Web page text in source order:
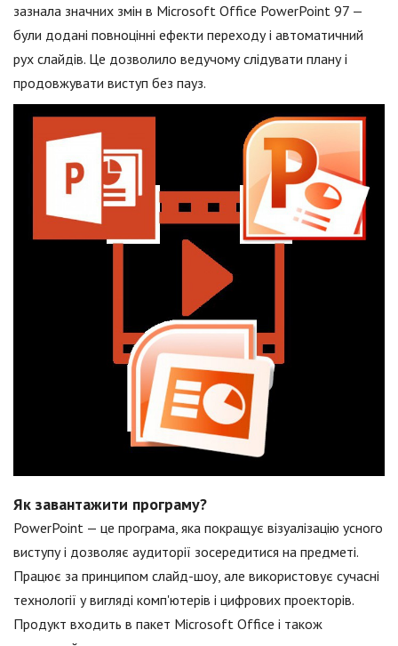
зазнала значних змін в Microsoft Office PowerPoint 97 —
були додані повноцінні ефекти переходу і автоматичний
рух слайдів. Це дозволило ведучому слідувати плану і
продовжувати виступ без пауз.
Як завантажити програму?
PowerPoint — це програма, яка покращує візуалізацію усного
виступу і дозволяє аудиторії зосередитися на предметі.
Працює за принципом слайд-шоу, але використовує сучасні
технології у вигляді комп'ютерів і цифрових проекторів.
Продукт входить в пакет Microsoft Office і також